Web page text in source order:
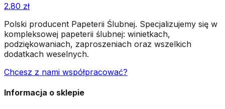
2.80 zł
Polski producent Papeterii Ślubnej. Specjalizujemy się w
kompleksowej papeterii ślubnej: winietkach,
podziękowaniach, zaproszeniach oraz wszelkich
dodatkach weselnych.
Chcesz z nami współpracować?
Informacja o sklepie